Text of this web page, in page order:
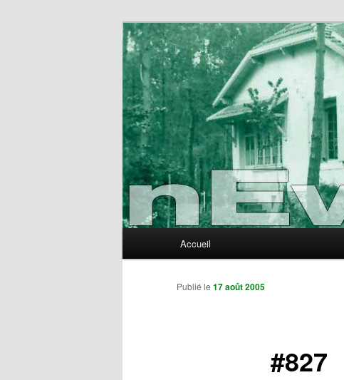
nEvErLaNd
Accueil
#827
Publié le 17 août 2005